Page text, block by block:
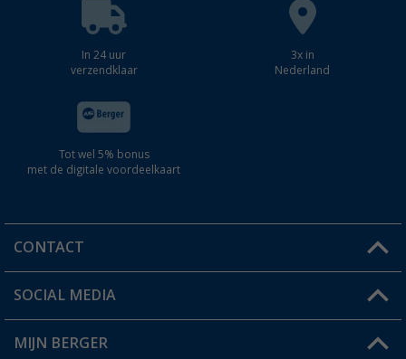
In 24 uur
verzendklaar
3x in
Nederland
Tot wel 5% bonus
met de digitale voordeelkaart
CONTACT
Een vraag?
Winkel vinden
SOCIAL MEDIA
MIJN BERGER